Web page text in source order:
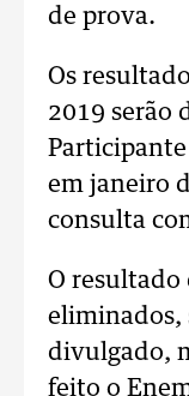
de prova.
Os
2019 serão
em janeiro
consulta
O resultado
eliminados,
divulgado,
feito o